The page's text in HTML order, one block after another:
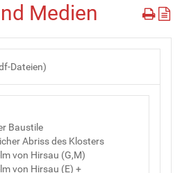
Medien
Dateien)
Baustile
Abriss des Klosters
von Hirsau (G,M)
von Hirsau (E) +